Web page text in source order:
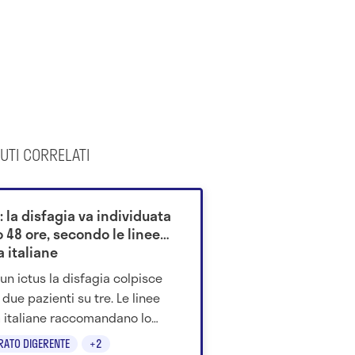
CORRELATI
DIGERENTE +2
la disfagia va individuata
48 ore, secondo le linee
italiane
ictus la disfagia colpisce
pazienti su tre. Le linee
raccomandano lo
della deglutizione entro